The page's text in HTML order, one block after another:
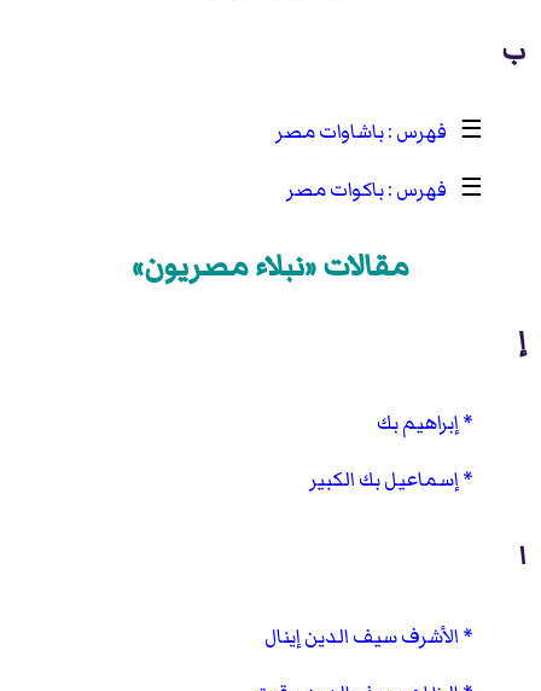
ب
☰
باشاوات مصر
☰
باكوات مصر
مقالات «نبلاء مصريون»
إ
إبراهيم بك
إسماعيل بك الكبير
ا
الأشرف سيف الدين إينال